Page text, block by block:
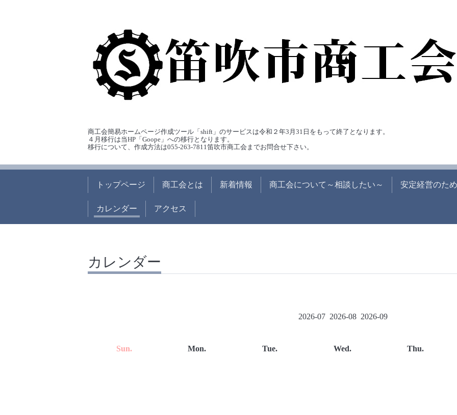
商工会簡易ホームページ作成ツール「shift」のサービスは令和２年3月31日をもって終了となります。
４月移行は当HP「Goope」への移行となります。
移行について、作成方法は055-263-7811笛吹市商工会までお問合せ下さい。
トップページ 商工会とは 新着情報 商工会について～相談したい～ 安定経営のた
カレンダー アクセス
カレンダー
2026-072026-08 2026-09
Sun. Mon. Tue. Wed. Thu.